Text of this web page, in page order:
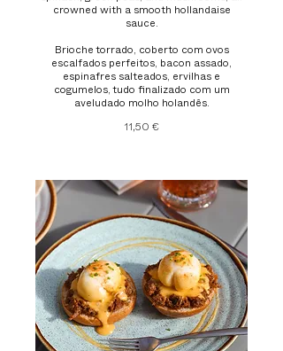
crowned with a smooth hollandaise
sauce.
Brioche torrado, coberto com ovos
escalfados perfeitos, bacon assado,
espinafres salteados, ervilhas e
cogumelos, tudo finalizado com um
aveludado molho holandês.
11,50 €